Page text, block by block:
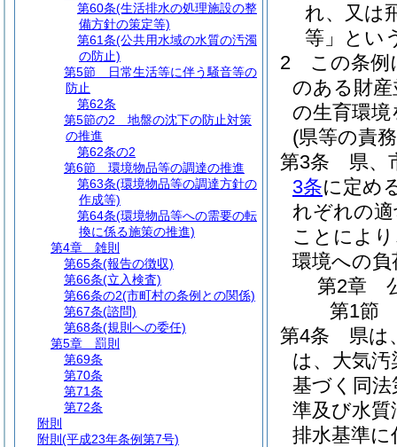
れ、又は
等」とい
2
この条例
のある財
の生育環
(県等の責
第3条
県、
3条に定め
れぞれの
ことによ
環境への
第2章
第1節
第4条
県は
は、大気汚
基づく同
準及び水質
排水基準
第60条(生活排水の処理施設の整
備方針の策定等)
第61条(公共用水域の水質の汚濁
の防止)
第5節
日常生活等に伴う騒音等の
防止
第62条
第5節の2
地盤の沈下の防止対策
の推進
第62条の2
第6節
環境物品等の調達の推進
第63条(環境物品等の調達方針の
作成等)
第64条(環境物品等への需要の転
換に係る施策の推進)
第4章
雑則
第65条(報告の徴収)
第66条(立入検査)
第66条の2(市町村の条例との関係)
第67条(諮問)
第68条(規則への委任)
第5章
罰則
第69条
第70条
第71条
第72条
附則
附則 (平成23年条例第7号)